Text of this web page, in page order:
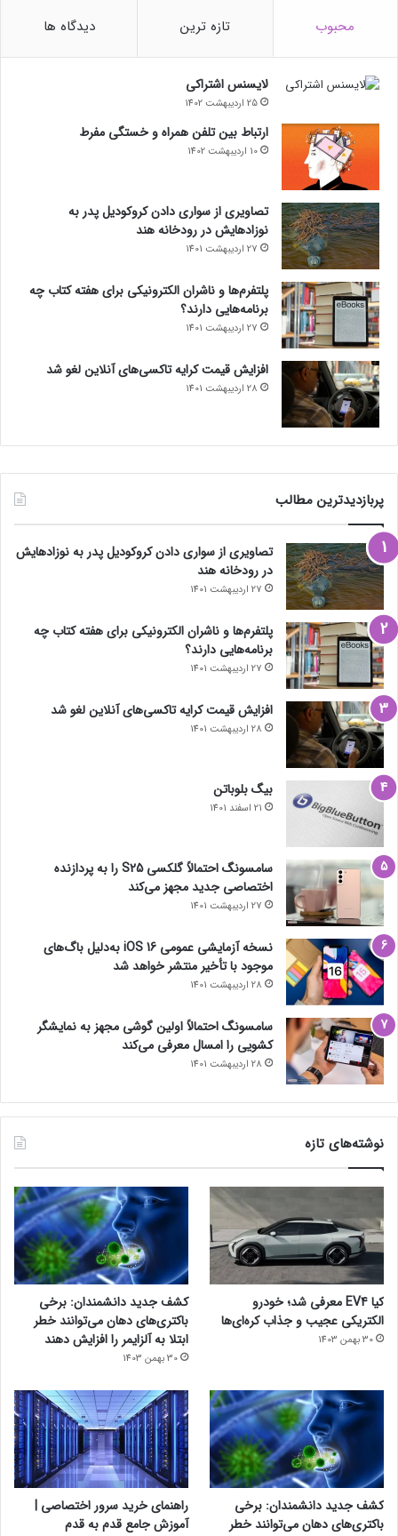
حتما بخوانید :
علمی علوم پایه و مهندسی
محبوب تازه ترین دیدگاه ها
لایسنس اشتراکی
25 اردیبهشت 1402
ارتباط بین تلفن همراه و خستگی مفرط
10 اردیبهشت 1402
تصاویری از سواری دادن کروکودیل پدر به
نوزادهایش در رودخانه هند
27 اردیبهشت 1401
پلتفرم‌ها و ناشران الکترونیکی برای هفته کتاب چه
برنامه‌هایی دارند؟
27 اردیبهشت 1401
افزایش قیمت کرایه تاکسی‌های آنلاین لغو شد
28 اردیبهشت 1401
پربازدیدترین مطالب
تصاویری از سواری دادن کروکودیل پدر به نوزادهایش
در رودخانه هند
27 اردیبهشت 1401
پلتفرم‌ها و ناشران الکترونیکی برای هفته کتاب چه
برنامه‌هایی دارند؟
27 اردیبهشت 1401
افزایش قیمت کرایه تاکسی‌های آنلاین لغو شد
28 اردیبهشت 1401
بیگ بلوباتن
21 اسفند 1401
سامسونگ احتمالاً گلکسی S25 را به پردازنده
اختصاصی جدید مجهز می‌کند
27 اردیبهشت 1401
نسخه آزمایشی عمومی iOS 16 به‌دلیل باگ‌های
موجود با تأخیر منتشر خواهد شد
28 اردیبهشت 1401
سامسونگ احتمالاً اولین گوشی مجهز به نمایشگر
کشویی را امسال معرفی می‌کند
28 اردیبهشت 1401
نوشته‌های تازه
کیا EV4 معرفی شد؛ خودرو
الکتریکی عجیب و جذاب کره‌ای‌ها
30 بهمن 1403
کشف جدید دانشمندان: برخی
باکتری‌های دهان می‌توانند خطر
ابتلا به آلزایمر را افزایش دهند
30 بهمن 1403
کشف جدید دانشمندان: برخی
باکتری‌های دهان می‌توانند خطر
راهنمای خرید سرور اختصاصی |
آموزش جامع قدم به قدم